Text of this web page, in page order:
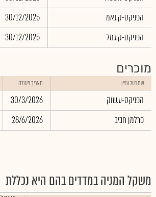
הפניקס-ק.נאמ
30/12/2025
הפניקס-ק.גמל
30/12/2025
מוכרים
שם בעל עניין תאריך פעולה
הפניקס-ע.שוק 30/3/2026
פרלמן חביב
28/6/2026
משקל המניה במדדים בהם היא נכללת